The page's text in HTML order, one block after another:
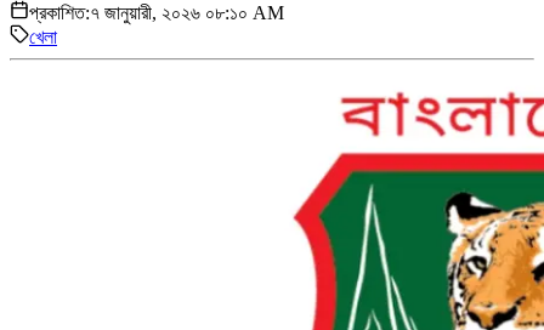
প্রকাশিত:৭ জানুয়ারী, ২০২৬ ০৮:১০ AM
খেলা